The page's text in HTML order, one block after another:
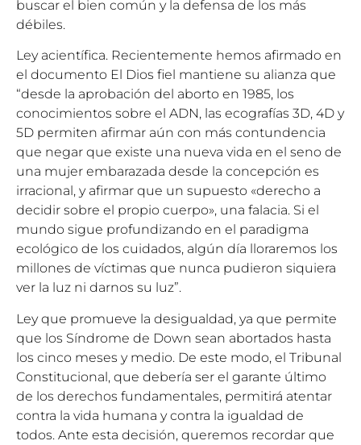
buscar el bien común y la defensa de los más
débiles.
Ley acientífica. Recientemente hemos afirmado en
el documento El Dios fiel mantiene su alianza que
“desde la aprobación del aborto en 1985, los
conocimientos sobre el ADN, las ecografías 3D, 4D y
5D permiten afirmar aún con más contundencia
que negar que existe una nueva vida en el seno de
una mujer embarazada desde la concepción es
irracional, y afirmar que un supuesto «derecho a
decidir sobre el propio cuerpo», una falacia. Si el
mundo sigue profundizando en el paradigma
ecológico de los cuidados, algún día lloraremos los
millones de víctimas que nunca pudieron siquiera
ver la luz ni darnos su luz”.
Ley que promueve la desigualdad, ya que permite
que los Síndrome de Down sean abortados hasta
los cinco meses y medio. De este modo, el Tribunal
Constitucional, que debería ser el garante último
de los derechos fundamentales, permitirá atentar
contra la vida humana y contra la igualdad de
todos. Ante esta decisión, queremos recordar que